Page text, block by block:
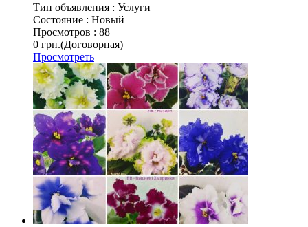
Тип объявления : Услуги
Состояние : Новый
Просмотров : 88
0 грн.(Договорная)
Просмотреть